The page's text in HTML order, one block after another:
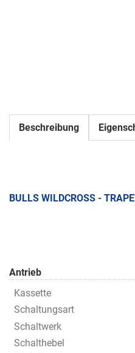
Beschreibung
BULLS WILDCROSS -
Antrieb
Kassette
Schaltungsart
Schaltwerk
Schalthebel